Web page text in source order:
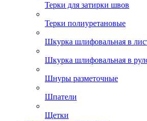
Терки для затирки швов
Терки полиуретановые
Шкурка шлифовальная в
Шкурка шлифовальная в
Шнуры разметочные
Шпатели
Щетки